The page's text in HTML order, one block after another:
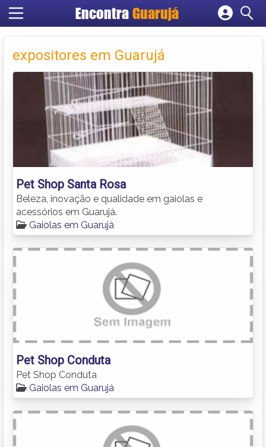
Encontra Guarujá
Cadastrar empresa
Criar conta
expositores em Guarujá
Pet Shop Santa Rosa
Beleza, inovação e qualidade em gaiolas e
acessórios em Guarujá.
Gaiolas em Guarujá
Pet Shop Conduta
Pet Shop Conduta
Gaiolas em Guarujá